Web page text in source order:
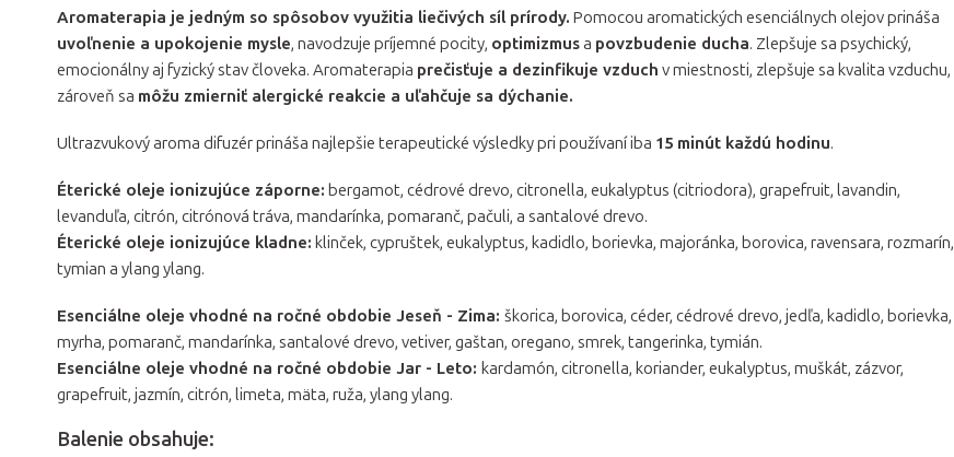
Aromaterapia je jedným so spôsobov využitia liečivých síl prírody. Pomocou aromatických esenciálnych olejov prináša
uvoľnenie a upokojenie mysle, navodzuje príjemné pocity, optimizmusa povzbudenie ducha. Zlepšuje sa psychický,
emocionálny aj fyzický stav človeka. Aromaterapia prečisťuje a dezinfikuje vzduch v miestnosti, zlepšuje sa kvalita vzduchu,
zároveň sa môžu zmierniť alergické reakcie a uľahčuje sa dýchanie.
Ultrazvukový aroma difuzér prináša najlepšie terapeutické výsledky pri používaní iba 15 minút každú hodinu.
Éterické oleje ionizujúce záporne: bergamot, cédrové drevo, citronella, eukalyptus (citriodora), grapefruit, lavandin,
levanduľa, citrón, citrónová tráva, mandarínka, pomaranč, pačuli, a santalové drevo.
Éterické oleje ionizujúce kladne: klinček, cypruštek, eukalyptus, kadidlo, borievka, majoránka, borovica, ravensara, rozmarín,
tymian a ylang ylang.
Esenciálne oleje vhodné na ročné obdobie Jeseň - Zima: škorica, borovica, céder, cédrové drevo, jedľa, kadidlo, borievka,
myrha, pomaranč, mandarínka, santalové drevo, vetiver, gaštan, oregano, smrek, tangerinka, tymián.
Esenciálne oleje vhodné na ročné obdobie Jar - Leto: kardamón, citronella, koriander, eukalyptus, muškát, zázvor,
grapefruit, jazmín, citrón, limeta, mäta, ruža, ylang ylang.
Balenie obsahuje: